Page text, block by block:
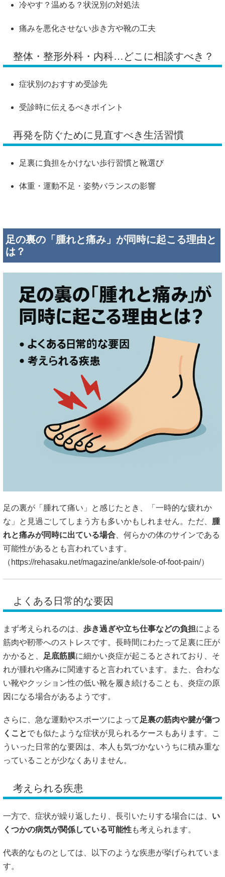
冷やす？温める？状況別の対処法
痛みを悪化させない歩き方や靴の工夫
整体・整形外科・内科…どこに相談すべき？
症状別のおすすめ受診先
受診時に伝えるべきポイント
再発を防ぐために見直すべき生活習慣
足裏に負担をかけない歩行習慣と靴選び
体重・運動不足・姿勢バランスの影響
足の裏の「腫れと痛み」が同時に起こる理由と
は？
足の裏が「腫れて痛い」と感じたとき、「一時的な疲れか
な」と見過ごしてしまう方も多いかもしれません。ただ、 腫
れと痛みが同時に出ている場合 、何らかの体のサインである
可能性があるとも言われています。
（ https://rehasaku.net/magazine/ankle/sole-of-foot-pain/）
よくある日常的な要因
まず考えられるのは、 歩き過ぎや立ち仕事などの負担による
筋肉や靭帯へのストレスです。長時間にわたって足裏に圧が
かかると、
足底筋膜に細かい炎症が起こるとされており、そ
れが腫れや痛みに関連すると言われています。また、合わな
い靴やクッション性の低い靴を履き続けることも、炎症の原
因になる場合があるようです。
さらに、急な運動やスポーツによって 足裏の筋肉や腱が傷つ
くことでも似たような症状が見られるケースもあります。こ
ういった日常的な要因は、本人も気づかないうちに積み重な
っていることが少なくありません。
考えられる疾患
一方で、症状が繰り返したり、長引いたりする場合には、 い
くつかの病気が関係している可能性も考えられます。
代表的なものとしては、以下のような疾患が挙げられていま
す。